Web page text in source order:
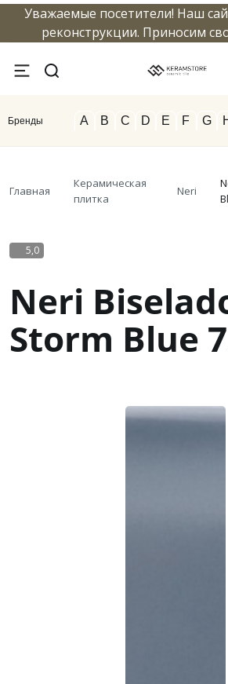
Уважаемые посетители! Наш
реконструкции. Приносим
Бренды A B C D E F G
Главная
Керамическая
плитка
Neri
5,0
Neri
Storm Blue